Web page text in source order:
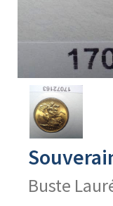
produit
Buste